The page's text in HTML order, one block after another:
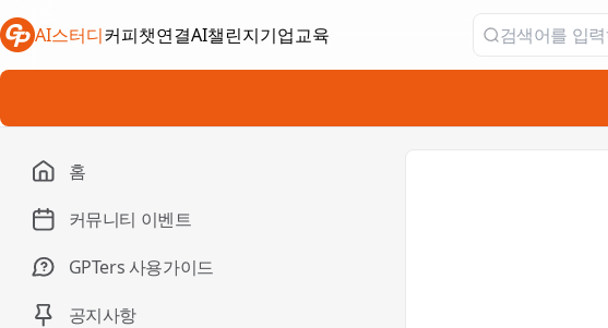
AI스터디커피챗연결
새 탭에서 열림AI챌린지
새 탭에서 열림
기업교육
새 탭에서 열림
홈
커뮤니티 이벤트
GPTers 사용가이드
공지사항